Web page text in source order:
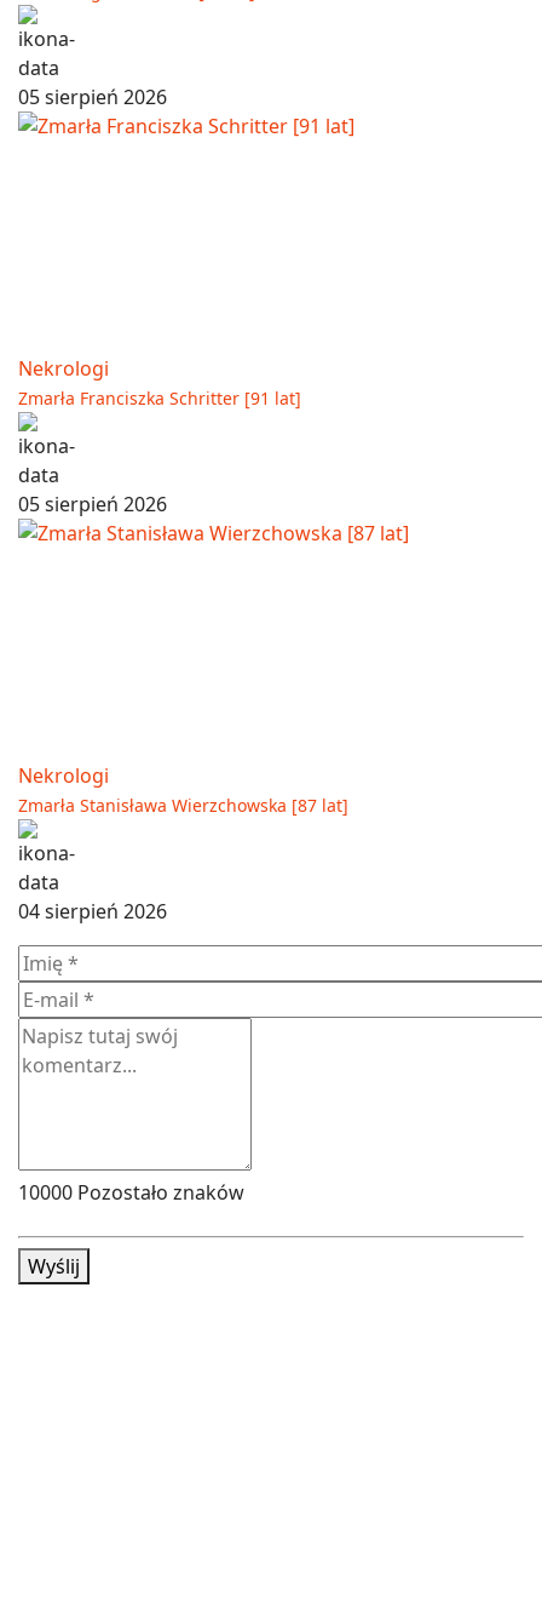
05 sierpień 2026
Nekrologi
Zmarła Franciszka Schritter [91 lat]
05 sierpień 2026
Nekrologi
Zmarła Stanisława Wierzchowska [87 lat]
04 sierpień 2026
10000 Pozostało znaków
Wyślij